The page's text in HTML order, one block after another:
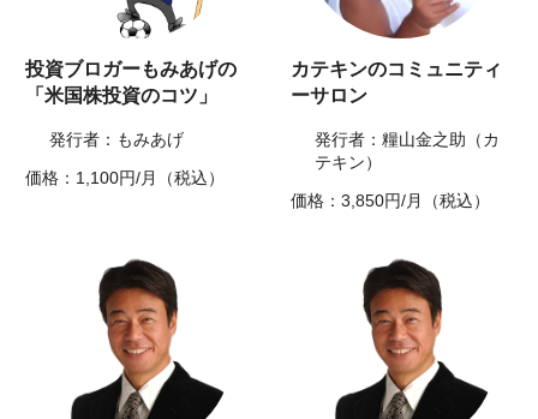
投資ブロガーもみあげの
「米国株投資のコツ」
発行者：もみあげ
価格：1,100円/月（税込）
カテキンのコミュニティ
ーサロン
発行者：糧山金之助（カ
テキン）
価格：3,850円/月（税込）